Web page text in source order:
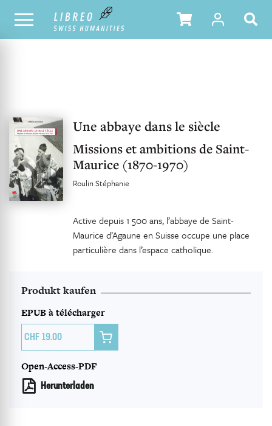
UNSER KATALOG INHALTSVERZEICHNIS
Une abbaye dans le siècle
Missions et ambitions de Saint-
Maurice (1870-1970)
Roulin Stéphanie
Active depuis 1 500 ans, l’abbaye de Saint-
Maurice d’Agaune en Suisse occupe une place
particulière dans l’espace catholique.
Produkt kaufen
EPUB à télécharger
19.00 
Open-Access-PDF
Herunterladen